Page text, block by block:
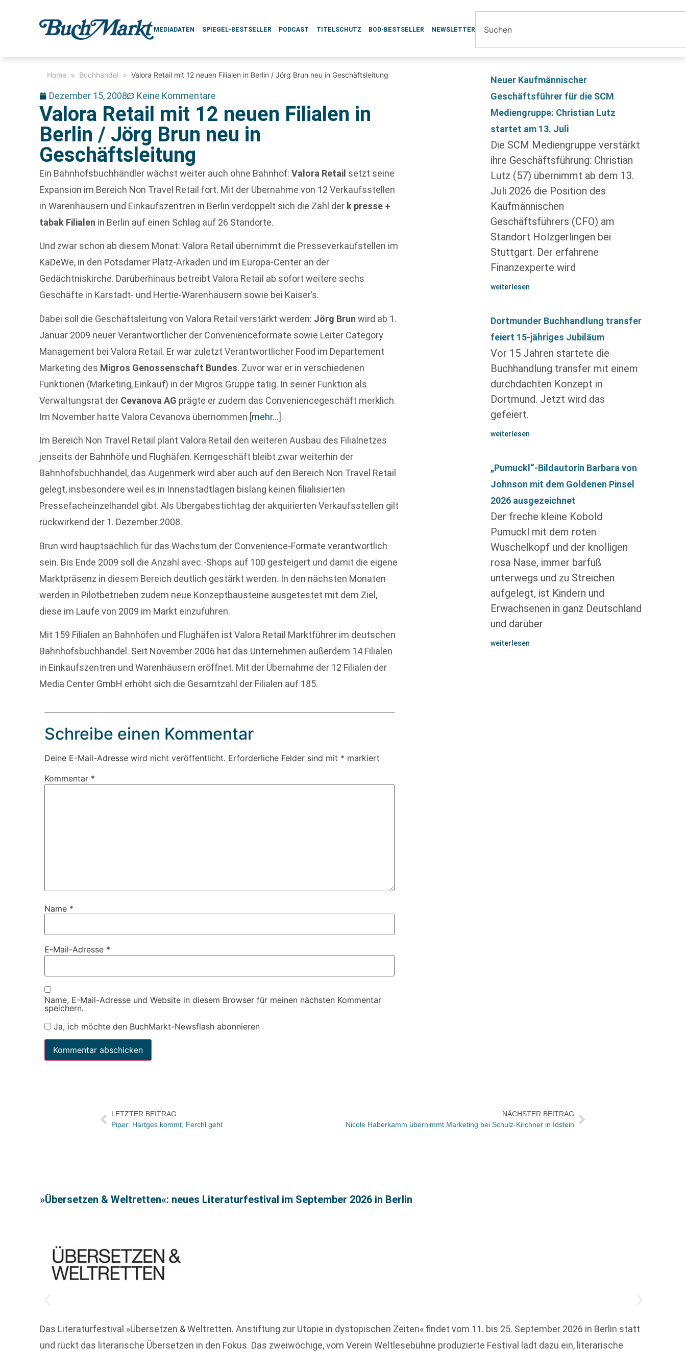
MEDIADATEN SPIEGEL-BESTSELLER PODCAST TITELSCHUTZ BOD-BESTSELLER NEWSLETTER
Home > Buchhandel > Valora Retail mit 12 neuen Filialen in Berlin / Jörg Brun neu in Geschäftsleitung
Dezember 15, 2008 Keine Kommentare
Valora Retail mit 12 neuen Filialen in
Berlin / Jörg Brun neu in
Geschäftsleitung
Ein Bahnhofsbuchhändler wächst weiter auch ohne Bahnhof:Valora Retail setzt seine
Expansion im Bereich Non Travel Retail fort. Mit der Übernahme von 12 Verkaufsstellen
in Warenhäusern und Einkaufszentren in Berlin verdoppelt sich die Zahl der k presse +
tabak Filialen in Berlin auf einen Schlag auf 26 Standorte.
Und zwar schon ab diesem Monat: Valora Retail übernimmt die Presseverkaufstellen im
KaDeWe, in den Potsdamer Platz-Arkaden und im Europa-Center an der
Gedächtniskirche. Darüberhinaus betreibt Valora Retail ab sofort weitere sechs
Geschäfte in Karstadt- und Hertie-Warenhäusern sowie bei Kaiser’s.
Dabei soll die Geschäftsleitung von Valora Retail verstärkt werden: Jörg Brun wird ab 1.
Januar 2009 neuer Verantwortlicher der Convenienceformate sowie Leiter Category
Management bei Valora Retail. Er war zuletzt Verantwortlicher Food im Departement
Marketing des Migros Genossenschaft Bundes. Zuvor war er in verschiedenen
Funktionen (Marketing, Einkauf) in der Migros Gruppe tätig. In seiner Funktion als
Verwaltungsrat der Cevanova AG prägte er zudem das Conveniencegeschäft merklich.
Im November hatte Valora Cevanova übernommen [mehr…].
Im Bereich Non Travel Retail plant Valora Retail den weiteren Ausbau des Filialnetzes
jenseits der Bahnhöfe und Flughäfen. Kerngeschäft bleibt zwar weiterhin der
Bahnhofsbuchhandel, das Augenmerk wird aber auch auf den Bereich Non Travel Retail
gelegt, insbesondere weil es in Innenstadtlagen bislang keinen filialisierten
Pressefacheinzelhandel gibt. Als Übergabestichtag der akquirierten Verkaufsstellen gilt
rückwirkend der 1. Dezember 2008.
Brun wird hauptsächlich für das Wachstum der Convenience-Formate verantwortlich
sein. Bis Ende 2009 soll die Anzahl avec.-Shops auf 100 gesteigert und damit die eigene
Marktpräsenz in diesem Bereich deutlich gestärkt werden. In den nächsten Monaten
werden in Pilotbetrieben zudem neue Konzeptbausteine ausgetestet mit dem Ziel,
diese im Laufe von 2009 im Markt einzuführen.
Mit 159 Filialen an Bahnhöfen und Flughäfen ist Valora Retail Marktführer im deutschen
Bahnhofsbuchhandel. Seit November 2006 hat das Unternehmen außerdem 14 Filialen
in Einkaufszentren und Warenhäusern eröffnet. Mit der Übernahme der 12 Filialen der
Media Center GmbH erhöht sich die Gesamtzahl der Filialen auf 185.
Schreibe einen Kommentar
Deine E-Mail-Adresse wird nicht veröffentlicht. Erforderliche Felder sind mit * markiert
Kommentar *
Name *
E-Mail-Adresse *
Name, E-Mail-Adresse und Website in diesem Browser für meinen nächsten Kommentar
speichern.
Ja, ich möchte den BuchMarkt-Newsflash abonnieren
Neuer Kaufmännischer
Geschäftsführer für die SCM
Mediengruppe: Christian Lutz
startet am 13. Juli
Die SCM Mediengruppe verstärkt
ihre Geschäftsführung: Christian
Lutz (57) übernimmt ab dem 13.
Juli 2026 die Position des
Kaufmännischen
Geschäftsführers (CFO) am
Standort Holzgerlingen bei
Stuttgart. Der erfahrene
Finanzexperte wird
weiterlesen
Dortmunder Buchhandlung transfer
feiert 15-jähriges Jubiläum
Vor 15 Jahren startete die
Buchhandlung transfer mit einem
durchdachten Konzept in
Dortmund. Jetzt wird das
gefeiert.
weiterlesen
„Pumuckl“-Bildautorin Barbara von
Johnson mit dem Goldenen Pinsel
2026 ausgezeichnet
Der freche kleine Kobold
Pumuckl mit dem roten
Wuschelkopf und der knolligen
rosa Nase, immer barfuß
unterwegs und zu Streichen
aufgelegt, ist Kindern und
Erwachsenen in ganz Deutschland
und darüber
weiterlesen
LETZTER BEITRAG
Piper: Hartges kommt, Ferchl geht
NÄCHSTER BEITRAG
Nicole Haberkamm übernimmt Marketing bei Schulz-Kirchner in Idstein
»Übersetzen & Weltretten«: neues Literaturfestival im September 2026 in Berlin
Das Literaturfestival »Übersetzen & Weltretten. Anstiftung zur Utopie in dystopischen Zeiten« findet vom 11. bis 25. September 2026 in Berlin statt
und rückt das literarische Übersetzen in den Fokus. Das zweiwöchige, vom Verein Weltlesebühne produzierte Festival lädt dazu ein, literarische